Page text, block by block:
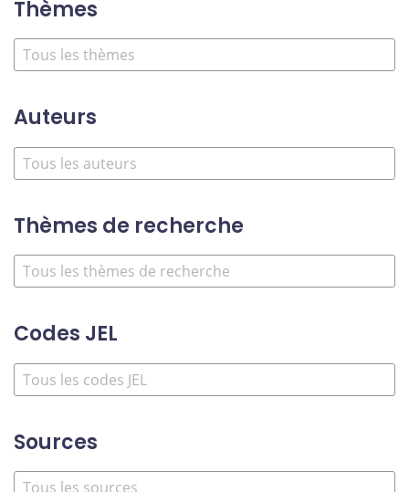
Thèmes
Auteurs
Thèmes de recherche
Codes JEL
Sources